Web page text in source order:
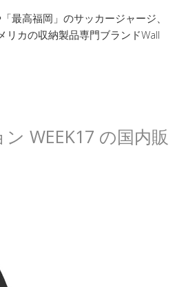
最高福岡」のサッカージャージ、
カの収納製品専門ブランドWall
WEEK17 の国内販